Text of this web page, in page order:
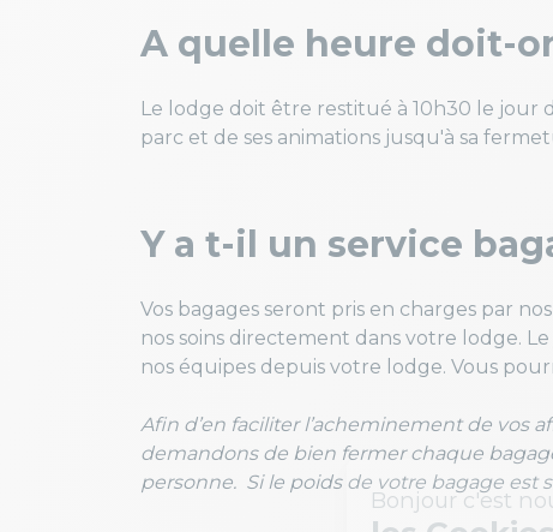
A quelle heure doit-
Le lodge doit être restitué à 10h30 le jour
parc et de ses animations jusqu'à sa
Y a t-il un service
Vos bagages seront pris en charges par
nos soins directement dans votre lodge.
nos équipes depuis votre lodge. Vous
Afin d’en faciliter l’acheminement de vos
demandons de bien fermer chaque
personne. Si le poids de votre bagage est